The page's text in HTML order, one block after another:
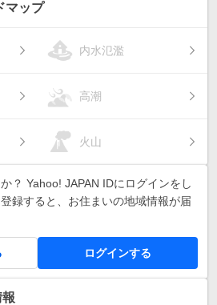
マップ
内水氾濫
高潮
火山
？ Yahoo! JAPAN IDにログインをし
録すると、お住まいの地域情報が届
ログインする